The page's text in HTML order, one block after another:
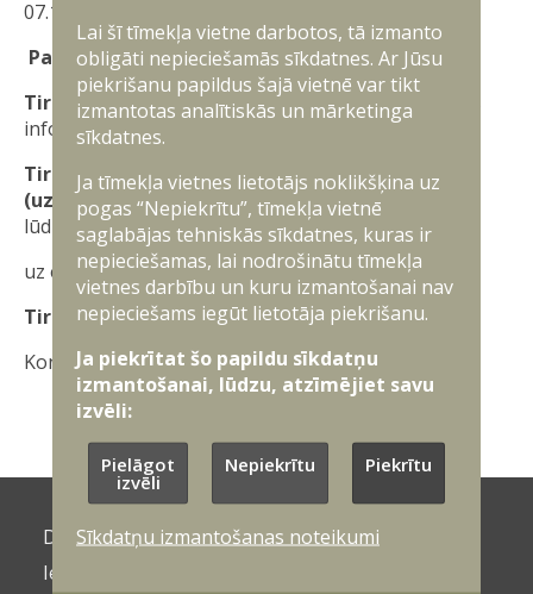
07.11.2024
Pasūtītājs:NBS Nodrošinājuma pavēlniecība
Tirgus izpētes mērķis:Ieinteresētos piegādātājus
informēt par gaidāmo iepirkumu.
Tirgus izpētes informācijas iesniedzējam
(uzņēmējam):Lai saņemtu tehnisko specifikāciju
lūdzu sūtīt pieteikumu
uz e-pasta adresi:gita.kanca@mil.lv
Tirgus izpētes termiņš: līdz 07.11.2024.
Kontaktinformācija:gita.kanca@mil.lv
Dokumenti Galerijas
Iepirkumi
Lai šī tīmekļa vietne darbotos, tā izmanto
obligāti nepieciešamās sīkdatnes. Ar Jūsu
piekrišanu papildus šajā vietnē var tikt
izmantotas analītiskās un mārketinga
sīkdatnes.
Ja tīmekļa vietnes lietotājs noklikšķina uz
pogas “Nepiekrītu”, tīmekļa vietnē
saglabājas tehniskās sīkdatnes, kuras ir
nepieciešamas, lai nodrošinātu tīmekļa
vietnes darbību un kuru izmantošanai nav
nepieciešams iegūt lietotāja piekrišanu.
Ja piekrītat šo papildu sīkdatņu
izmantošanai, lūdzu, atzīmējiet savu
izvēli:
Pielāgot
izvēli
Nepiekrītu Piekrītu
Sīkdatņu izmantošanas noteikumi